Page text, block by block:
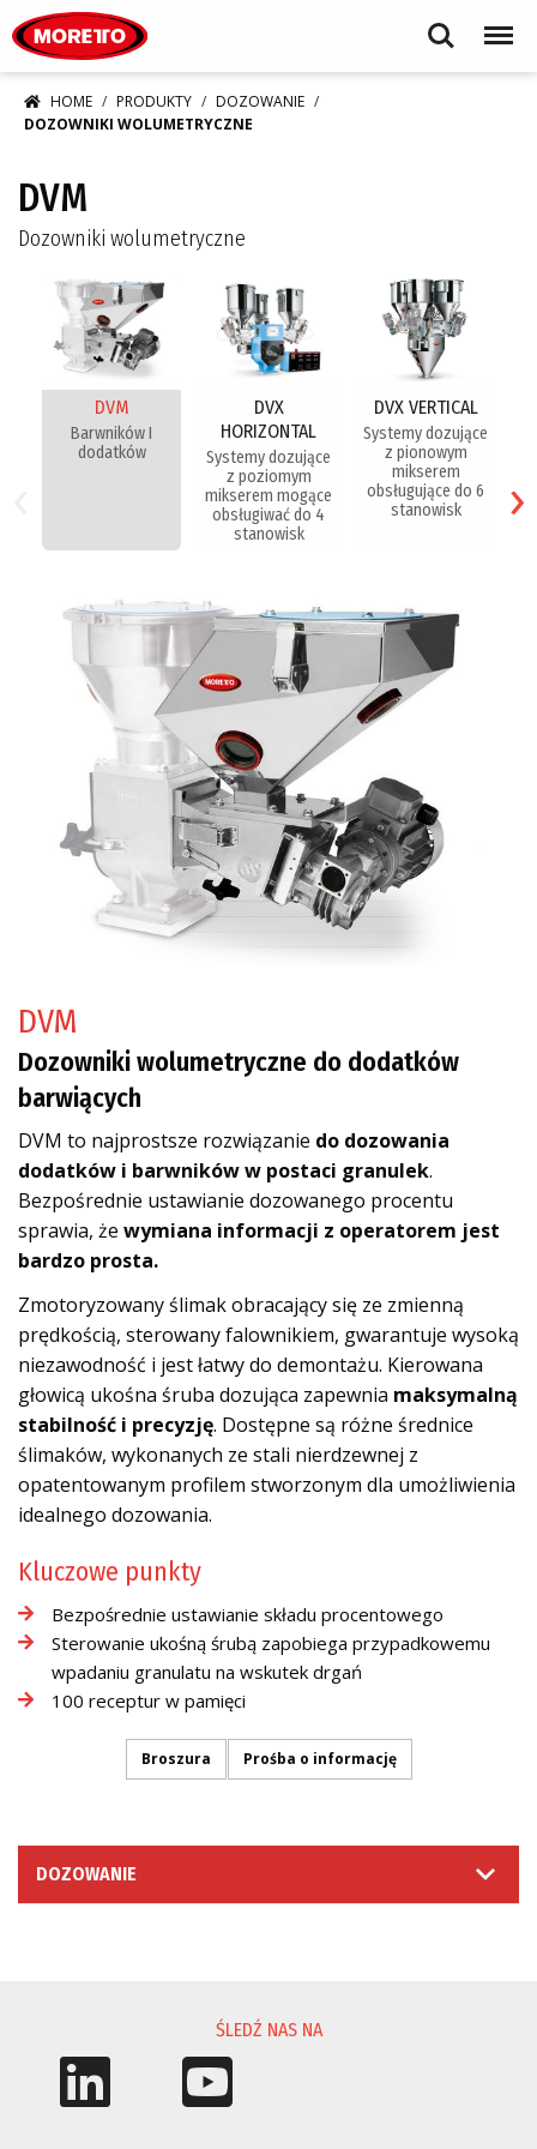
Search Menu
HOME PRODUKTY
DOZOWANIE
DOZOWNIKI WOLUMETRYCZNE
DVM
Dozowniki wolumetryczne
DVM
Barwników I
dodatków
DVX
HORIZONTAL
Systemy dozujące
z poziomym
mikserem mogące
obsługiwać do 4
stanowisk
DVX VERTICAL
Systemy dozujące
z pionowym
mikserem
obsługujące do 6
stanowisk
›
DVM
Dozowniki wolumetryczne do dodatków
barwiących
DVM to najprostsze rozwiązanie do dozowania
dodatków i barwników w postaci granulek.
Bezpośrednie ustawianie dozowanego procentu
sprawia, że wymiana informacji z operatorem jest
bardzo prosta.
Zmotoryzowany ślimak obracający się ze zmienną
prędkością, sterowany falownikiem, gwarantuje wysoką
niezawodność i jest łatwy do demontażu. Kierowana
głowicą ukośna śruba dozująca zapewnia maksymalną
stabilność i precyzję. Dostępne są różne średnice
ślimaków, wykonanych ze stali nierdzewnej z
opatentowanym profilem stworzonym dla umożliwienia
idealnego dozowania.
Kluczowe punkty
Bezpośrednie ustawianie składu procentowego
Sterowanie ukośną śrubą zapobiega przypadkowemu
wpadaniu granulatu na wskutek drgań
100 receptur w pamięci
Broszura Prośba o informację
DOZOWANIE
ŚLEDŹ NAS NA